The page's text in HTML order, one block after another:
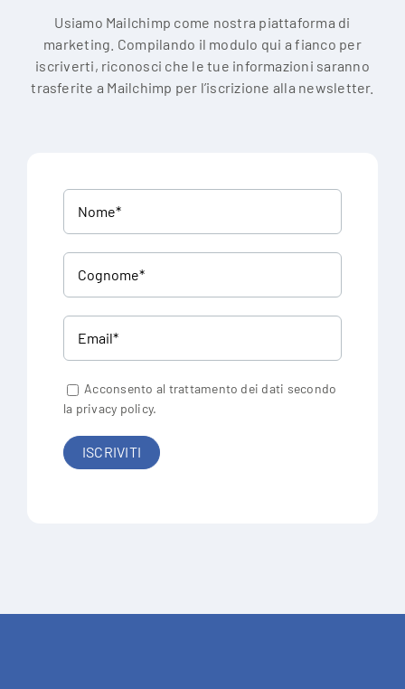
Usiamo Mailchimp come nostra piattaforma di
marketing. Compilando il modulo qui a fianco per
iscriverti, riconosci che le tue informazioni saranno
trasferite a Mailchimp per l’iscrizione alla newsletter.
Acconsento al trattamento dei dati secondo
la privacy policy.